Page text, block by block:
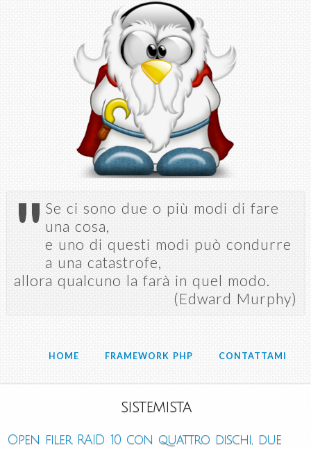
Salta al
contenuto
principale
" Se ci sono due o più modi di fare
una cosa,
e uno di questi modi può condurre
a una catastrofe,
allora qualcuno la farà in quel modo.
(Edward Murphy)
HOME FRAMEWORK PHP CONTATTAMI
sistemista
Open filer RAID 10 con quattro dischi, due